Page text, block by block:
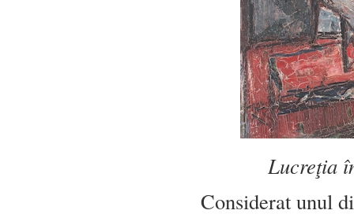
Lucreţia
Considerat unul